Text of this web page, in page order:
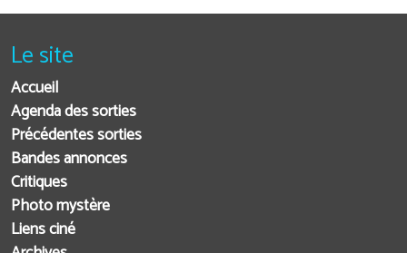
Le site
Accueil
Agenda des sorties
Précédentes sorties
Bandes annonces
Critiques
Photo mystère
Liens ciné